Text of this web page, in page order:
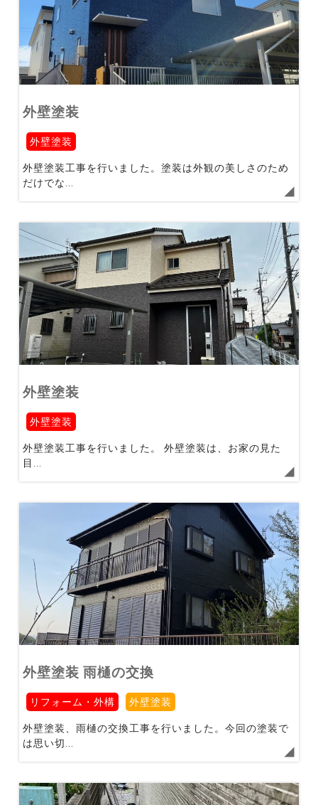
外壁塗装
外壁塗装
外壁塗装工事を行いました。塗装は外観の美しさのため
だけでな...
外壁塗装
外壁塗装
外壁塗装工事を行いました。 外壁塗装は、お家の見た
目...
外壁塗装 雨樋の交換
リフォーム・外構 外壁塗装
外壁塗装、雨樋の交換工事を行いました。今回の塗装で
は思い切...